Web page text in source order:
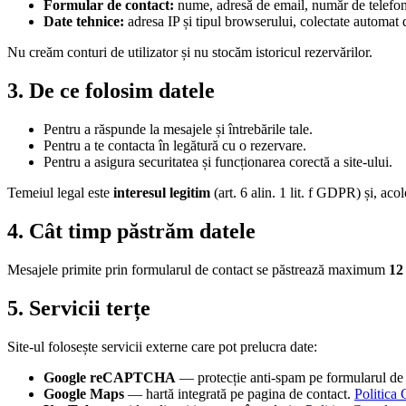
Formular de contact: nume, adresă de email, număr de
Date tehnice: adresa IP și tipul browserului, colectate
Nu creăm conturi de utilizator și nu stocăm istoricul rezervărilor.
3. De ce folosim datele
Pentru a răspunde la mesajele și întrebările tale.
Pentru a te contacta în legătură cu o rezervare.
Pentru a asigura securitatea și funcționarea corectă a site-ului.
Temeiul legal este interesul legitim (art. 6 alin. 1 lit. f GDPR) și,
4. Cât timp păstrăm datele
Mesajele primite prin formularul de contact se păstrează maximum
5. Servicii terțe
Site-ul folosește servicii externe care pot prelucra date:
Google reCAPTCHA — protecție anti-spam pe formularul
Google Maps — hartă integrată pe pagina de contact. Politica